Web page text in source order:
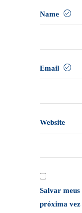
Name
Email
Website
Salvar meus
próxima vez